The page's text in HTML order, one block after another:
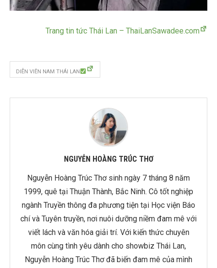
Trang tin tức Thái Lan – ThaiLanSawadee.com
DIỄN VIÊN NAM THÁI LAN
NGUYỄN HOÀNG TRÚC THƠ
Nguyễn Hoàng Trúc Thơ sinh ngày 7 tháng 8 năm
1999, quê tại Thuận Thành, Bắc Ninh. Cô tốt nghiệp
ngành Truyền thông đa phương tiện tại Học viện Báo
chí và Tuyên truyền, nơi nuôi dưỡng niềm đam mê với
viết lách và văn hóa giải trí. Với kiến thức chuyên
môn cùng tình yêu dành cho showbiz Thái Lan,
Nguyễn Hoàng Trúc Thơ đã biến đam mê của mình